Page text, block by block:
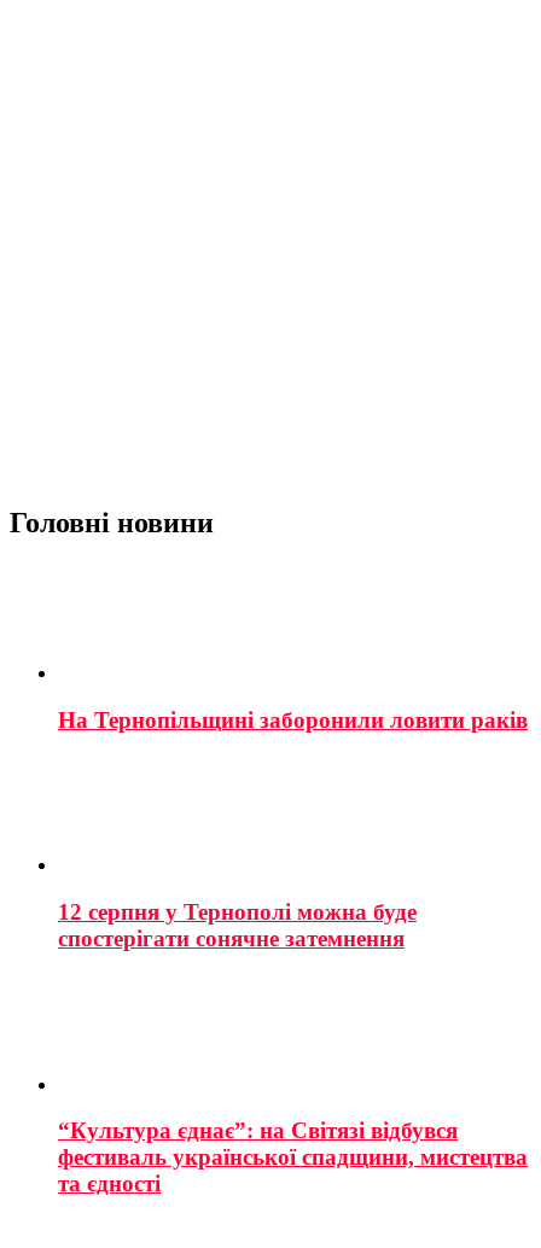
Головні новини
На Тернопільщині заборонили ловити раків
12 серпня у Тернополі можна буде
спостерігати сонячне затемнення
“Культура єднає”: на Світязі відбувся
фестиваль української спадщини, мистецтва
та єдності